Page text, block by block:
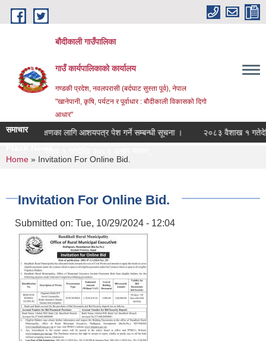
Skip to main content
बौदीकाली गाउँपालिका
गाउँ कार्यपालिकाको कार्यालय
गण्डकी प्रदेश, नवलपरासी (बर्दघाट सुस्ता पूर्व), नेपाल
"खानेपानी, कृषि, पर्यटन र पूर्वाधार : बौदीकाली विकासको दिगो
आधार"
समाचार
लेखापरिक्षणका लागि आशयपत्र पेश गर्ने सम्बन्धी सूचना ।
२०८३ वैशाख १ गतेदेखि
You are here
Home » Invitation For Online Bid.
Invitation For Online Bid.
Submitted on: Tue, 10/29/2024 - 12:04